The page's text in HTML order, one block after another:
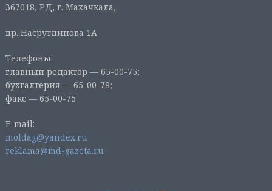
367018, РД, г. Махачкала,
пр. Насрутдинова 1А
Телефоны:
главный редактор — 65-00-75;
бухгалтерия — 65-00-78;
факс — 65-00-75
E-mail:
moldag@yandex.ru
reklama@md-gazeta.ru